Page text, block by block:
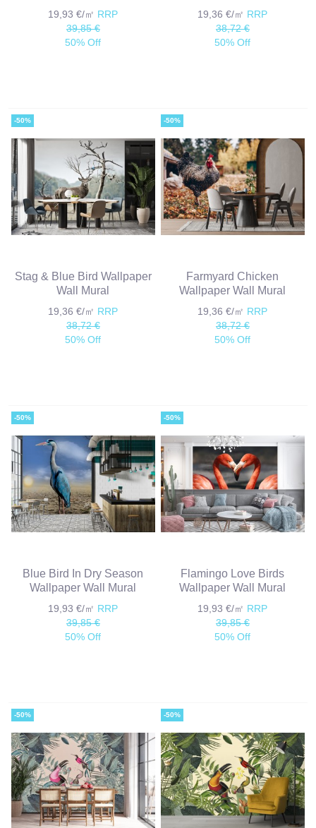
19,93 €/㎡ RRP
39,85 €
50% Off
19,36 €/㎡ RRP
38,72 €
50% Off
-50%
Stag & Blue Bird Wallpaper
Wall Mural
19,36 €/㎡ RRP
38,72 €
50% Off
-50%
Farmyard Chicken
Wallpaper Wall Mural
19,36 €/㎡ RRP
38,72 €
50% Off
-50%
Blue Bird In Dry Season
Wallpaper Wall Mural
19,93 €/㎡ RRP
39,85 €
50% Off
-50%
Flamingo Love Birds
Wallpaper Wall Mural
19,93 €/㎡ RRP
39,85 €
50% Off
-50% -50%